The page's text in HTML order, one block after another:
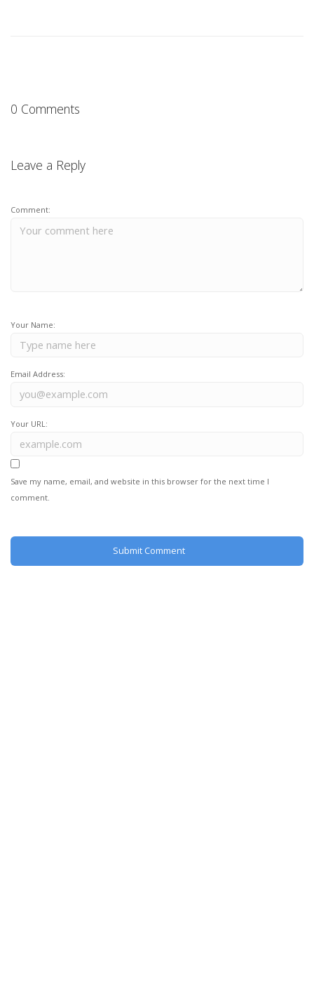
0 Comments
Leave a Reply
Comment:
Your Name:
Email Address:
Your URL:
Save my name, email, and website in this browser for the next time I
comment.